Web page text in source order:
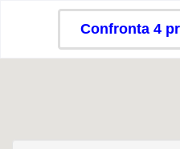
Confronta 4